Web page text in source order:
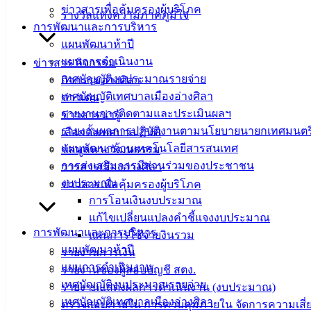
ข่าวสารเพื่อคุ้มครองผู้บริโภค
การพัฒนาและการบริหาร
แผนพัฒนาห้าปี
แผนการดำเนินงาน
เทศบัญญัติงบประมาณรายจ่าย
เทศบัญญัติเทศบาลเมืองอ่างศิลา
รายงานการติดตามและประเมินผลฯ
รายงานผลการปฏิบัติงานตามนโยบายนายกเทศมนต
แผนพัฒนาด้านเทคโนโลยีสารสนเทศ
การส่งเสริมการมีส่วนร่วมของประชาชน
งบประมาณ
การโอนเงินงบประมาณ
แก้ไขเปลี่ยนแปลงคำชี้แจงงบประมาณ
แผนการใช้จ่ายงินรวม
รายงานการเงิน
รายงานของผู้สอบบัญชี สตง.
รายงานแสดงผลการดำเนินงาน (งบประมาณ)
ตรวจสอบภายใน การควบคุมภายใน จัดการความเสี่
รางวัลแห่งความภาคภูมิใจ
ข่าวสาร กิจกรรม
กิจกรรมอ่างศิลา
ข่าวเด่น
ข่าวสารน่ารู้
เลือกตั้งเทศบาล 2568
ข้อมูลทางวัฒนธรรม
วารสารเมืองอ่างศิลา
ข่าวสารเพื่อคุ้มครองผู้บริโภค
การพัฒนาและการบริหาร
แผนพัฒนาห้าปี
แผนการดำเนินงาน
เทศบัญญัติงบประมาณรายจ่าย
เทศบัญญัติเทศบาลเมืองอ่างศิลา
สำนักงานเทศบาลเมืองอ่างศิลา 90/338 ม.3
ต.เสม็ด อ.เมือง จ.ชลบุรี 20000
ติดต่อ : 038-142-100-104
บริการประชาชน
ดาวน์โหลดแบบฟอร์ม, เอกสาร
คู่มือสำหรับประชาชน/คู่มือการปฏิบัติงาน
ข่าวสารน่ารู้
ศุนย์ข้อมูลข่าวสารอิเล็กทรอนิกส์
องค์ความรู้ (Knowledge Management)
ติดต่อเทศบาล
สายตรงนายก
ประวัติเทศบาล
ผู้บริหารและหัวหน้าส่วนราชการ